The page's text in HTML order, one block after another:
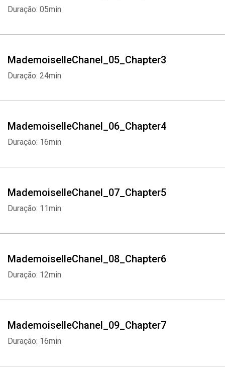
Duração: 05min
MademoiselleChanel_05_Chapter3
Duração: 24min
MademoiselleChanel_06_Chapter4
Duração: 16min
MademoiselleChanel_07_Chapter5
Duração: 11min
MademoiselleChanel_08_Chapter6
Duração: 12min
MademoiselleChanel_09_Chapter7
Duração: 16min